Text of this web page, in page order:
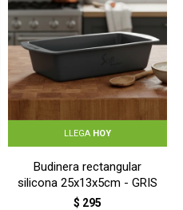
LLEGA HOY
Budinera rectangular
silicona 25x13x5cm - GRIS
$ 295